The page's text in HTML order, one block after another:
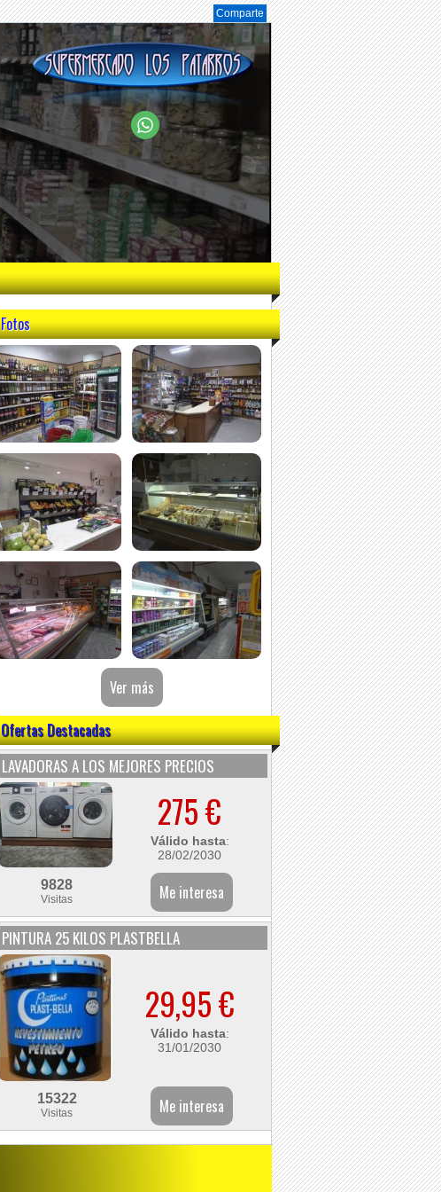
Comparte
Fotos
Ofertas Destacadas
LAVADORAS A LOS MEJORES PRECIOS
275 €
Válido hasta:
28/02/2030
9828
Visitas
PINTURA 25 KILOS PLASTBELLA
29,95 €
Válido hasta:
31/01/2030
15322
Visitas